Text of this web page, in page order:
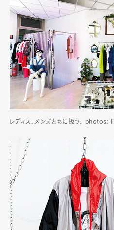
レディス、メンズともに扱う。